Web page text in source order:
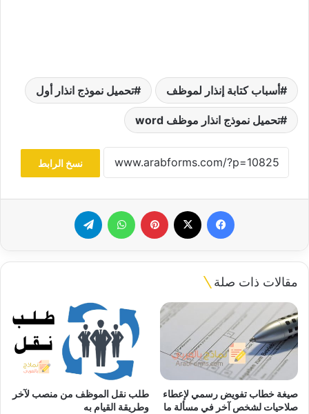
أسباب كتابة إنذار لموظف تحميل نموذج انذار أول
تحميل نموذج انذار موظف word
نسخ الرابط
فيسبوك بينتيريست واتساب
مقالات ذات صلة
صيغة خطاب تفويض رسمي لإعطاء
صلاحيات لشخص آخر في مسألة ما
طلب نقل الموظف من منصب لآخر
وطريقة القيام به